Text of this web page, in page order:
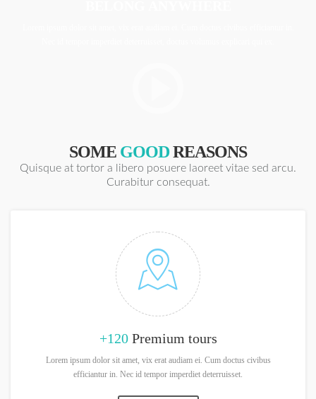
SOME GOODREASONS
Quisque at tortor a libero posuere laoreet vitae sed arcu.
Curabitur consequat.
+120Premium tours
Lorem ipsum dolor sit amet, vix erat audiam ei. Cum doctus civibus
efficiantur in. Nec id tempor imperdiet deterruisset.